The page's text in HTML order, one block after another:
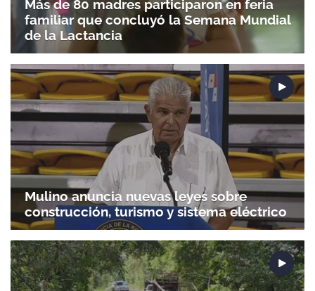
Más de 80 madres participaron en feria
familiar que concluyó la Semana Mundial
de la Lactancia
Mulino anuncia nuevas leyes sobre
construcción, turismo y sistema eléctrico